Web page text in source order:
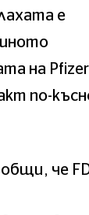
е
на
по-
че